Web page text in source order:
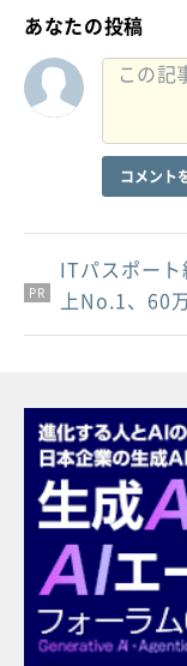
あなたの投稿
コメント
PR
PR
PR
ITパスポー
上No.1、60